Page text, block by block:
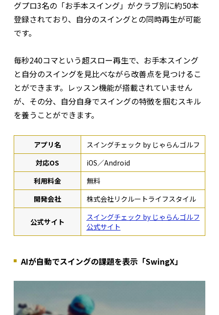
グプロ3名の「お手本スイング」がクラブ別に約50本
登録されており、自分のスイングとの同時再生が可能
です。
毎秒240コマという超スロー再生で、お手本スイング
と自分のスイングを見比べながら改善点を見つけるこ
とができます。レッスン機能が搭載されていません
が、その分、自分自身でスイングの特徴を掴むスキル
を養うことができます。
アプリ名
スイングチェック by じゃらんゴルフ
対応OS
iOS／Android
利用料金
無料
開発会社
株式会社リクルートライフスタイル
公式サイト
スイングチェック by じゃらんゴルフ
公式サイト
AIが自動でスイングの課題を表示「SwingX」